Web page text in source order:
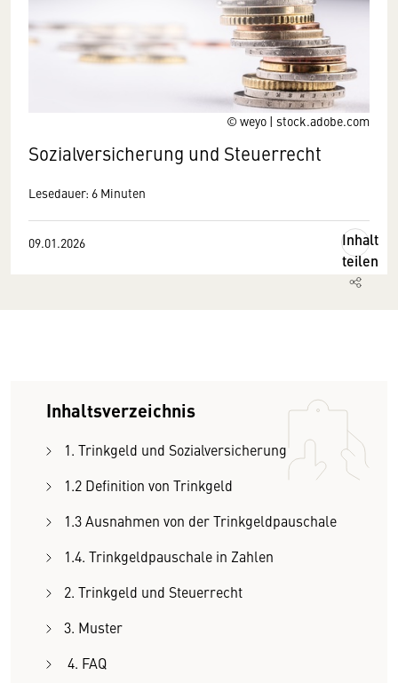
© weyo | stock.adobe.com
Sozialversicherung und Steuerrecht
Lesedauer: 6 Minuten
09.01.2026
Inhalt
teilen
Inhaltsverzeichnis
1. Trinkgeld und Sozialversicherung
1.2 Definition von Trinkgeld
1.3 Ausnahmen von der Trinkgeldpauschale
1.4. Trinkgeldpauschale in Zahlen
2. Trinkgeld und Steuerrecht
3. Muster
4. FAQ